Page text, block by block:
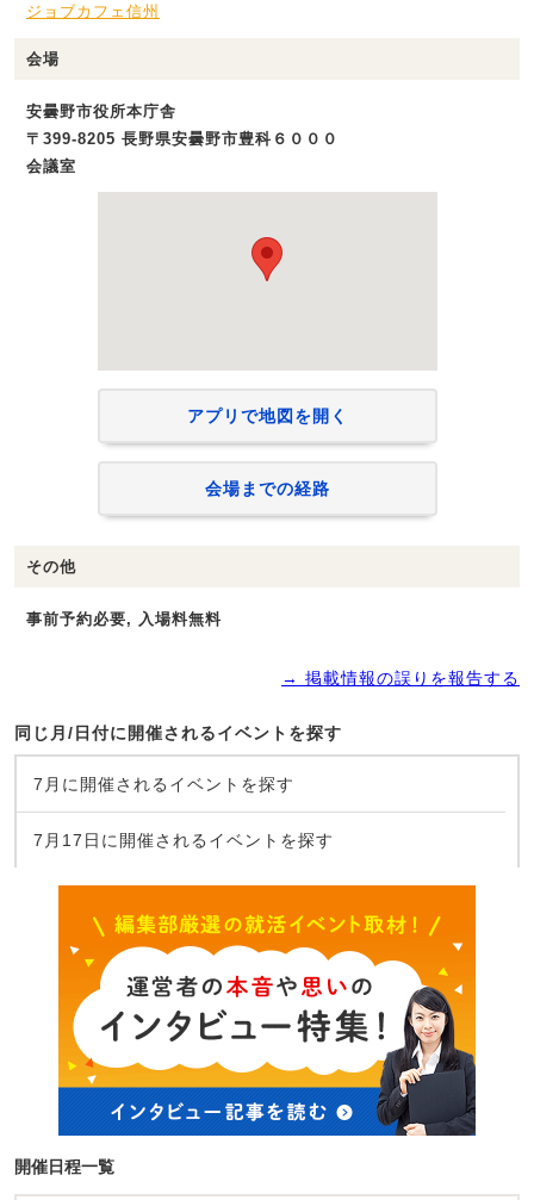
ジョブカフェ信州
会場
安曇野市役所本庁舎
〒399-8205 長野県安曇野市豊科６０００
会議室
アプリで地図を開く
会場までの経路
その他
事前予約必要, 入場料無料
→ 掲載情報の誤りを報告する
同じ月/日付に開催されるイベントを探す
7月に開催されるイベントを探す
7月17日に開催されるイベントを探す
開催日程一覧